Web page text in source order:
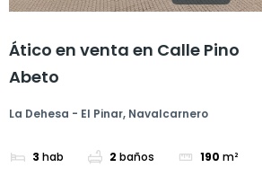
Ático en venta en Calle Pino
Abeto
La Dehesa - El Pinar, Navalcarnero
3 hab 2 baños 190 m²